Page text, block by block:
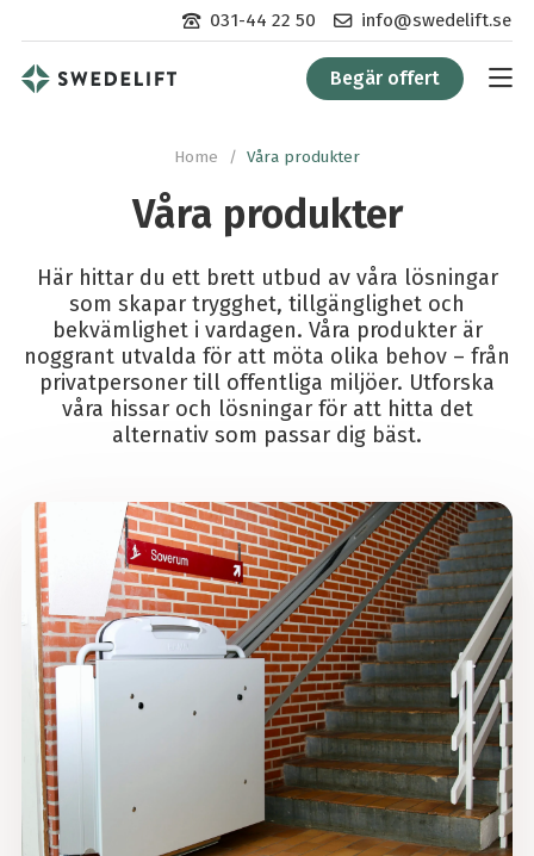
Kontakta
oss
telefon:
031-44 22 50
Kontakta
oss
via
e-
post:
info@swedelift.se
Begär offert
Home / Våra produkter
Våra produkter
Här hittar du ett brett utbud av våra lösningar
som skapar trygghet, tillgänglighet och
bekvämlighet i vardagen. Våra produkter är
noggrant utvalda för att möta olika behov – från
privatpersoner till offentliga miljöer. Utforska
våra hissar och lösningar för att hitta det
alternativ som passar dig bäst.